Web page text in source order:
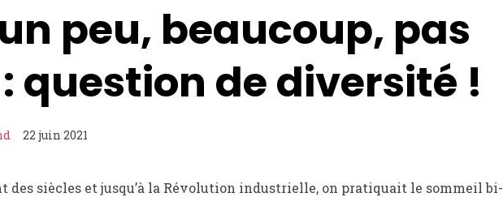
peu, beaucoup, pas
question de diversité !
22 juin 2021
des siècles et jusqu’à la Révolution industrielle, on pratiquait le sommeil bi-